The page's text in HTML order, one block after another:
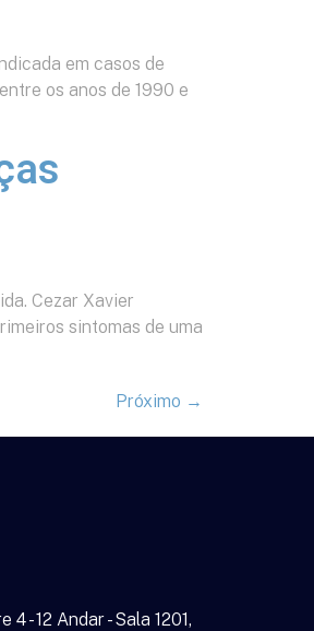
em casos de
os anos de 1990 e
Cezar Xavier
sintomas de uma
Próximo →
- 12 Andar - Sala 1201,